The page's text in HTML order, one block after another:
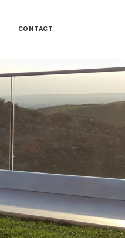
CONTACT